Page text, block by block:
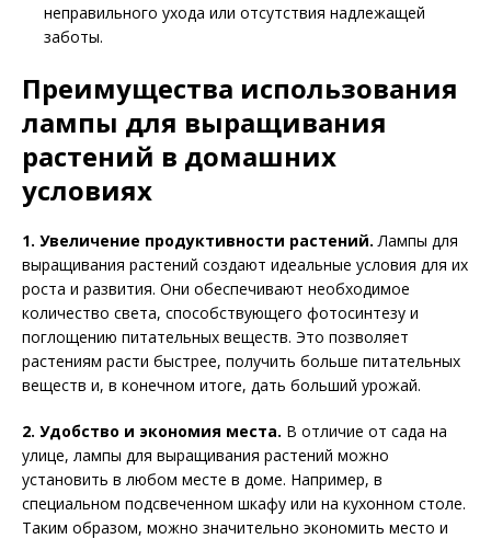
неправильного ухода или отсутствия надлежащей
заботы.
Преимущества использования
лампы для выращивания
растений в домашних
условиях
1. Увеличение продуктивности растений. Лампы для
выращивания растений создают идеальные условия для их
роста и развития. Они обеспечивают необходимое
количество света, способствующего фотосинтезу и
поглощению питательных веществ. Это позволяет
растениям расти быстрее, получить больше питательных
веществ и, в конечном итоге, дать больший урожай.
2. Удобство и экономия места. В отличие от сада на
улице, лампы для выращивания растений можно
установить в любом месте в доме. Например, в
специальном подсвеченном шкафу или на кухонном столе.
Таким образом, можно значительно экономить место и